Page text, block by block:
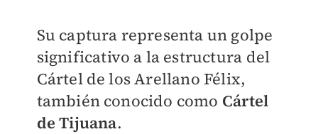
Su captura representa un golpe
significativo a la estructura del
Cártel de los Arellano Félix,
también conocido como Cártel
de Tijuana.